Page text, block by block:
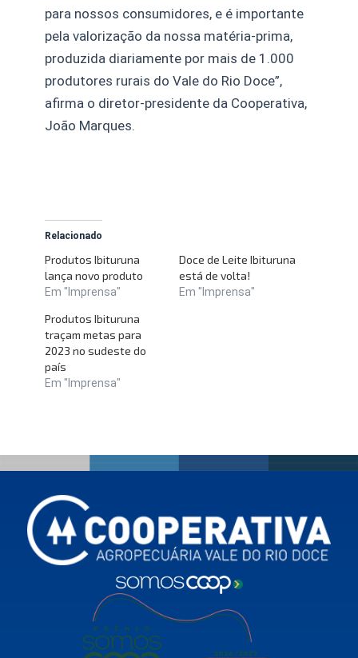
para nossos consumidores, e é importante
pela valorização da nossa matéria-prima,
produzida diariamente por mais de 1.000
produtores rurais do Vale do Rio Doce”,
afirma o diretor-presidente da Cooperativa,
João Marques.
Relacionado
Produtos Ibituruna
lança novo produto
Em "Imprensa"
Doce de Leite Ibituruna
está de volta!
Em "Imprensa"
Produtos Ibituruna
traçam metas para
2023 no sudeste do
país
Em "Imprensa"